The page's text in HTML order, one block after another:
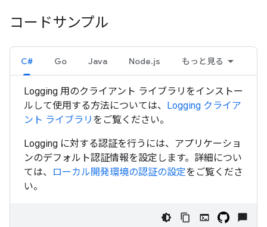
コードサンプル
C# Go Java Node.js もっと見る
Logging 用のクライアント ライブラリをインストー
ルして使用する方法については、 Logging クライア
ント ライブラリ をご覧ください。
Logging に対する認証を行うには、アプリケーショ
ンのデフォルト認証情報を設定します。詳細につい
ては、
ローカル開発環境の認証の設定をご覧くださ
い。